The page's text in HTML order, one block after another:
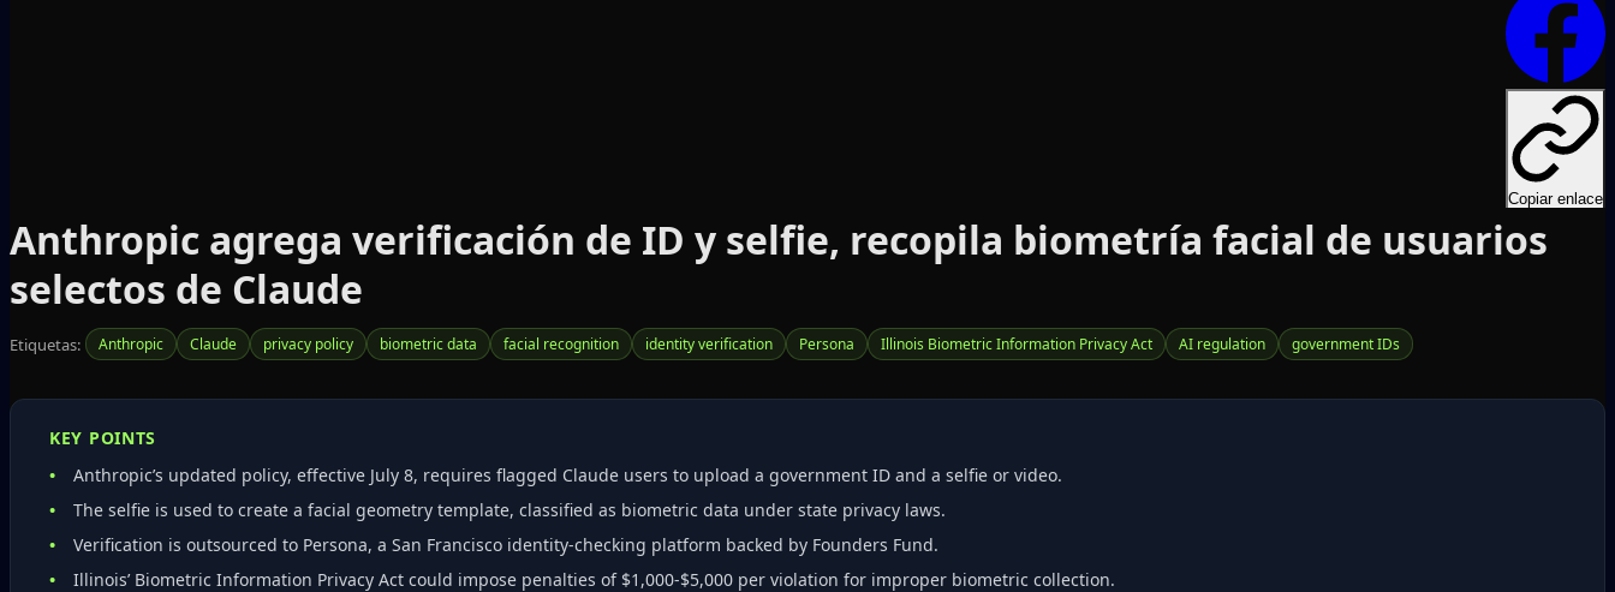
Copiar enlace
Anthropic agrega verificación de ID y selfie, recopila biometría facial de usuarios
selectos de Claude
Etiquetas: Anthropic Claude privacy policy biometric data facial recognition identity verification Persona Illinois Biometric Information Privacy Act AI regulation government IDs
KEY POINTS
Anthropic’s updated policy, effective July 8, requires flagged Claude users to upload a government ID and a selfie or video.
The selfie is used to create a facial geometry template, classified as biometric data under state privacy laws.
Verification is outsourced to Persona, a San Francisco identity‑checking platform backed by Founders Fund.
Illinois’ Biometric Information Privacy Act could impose penalties of $1,000‑$5,000 per violation for improper biometric collection.